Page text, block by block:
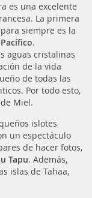
es una excelente
La primera
siempre es la
.
aguas cristalinas
de la vida
de todas las
Por todo esto,
Miel.
islotes
un espectáculo
de hacer fotos,
Tapu. Además,
islas de Tahaa,